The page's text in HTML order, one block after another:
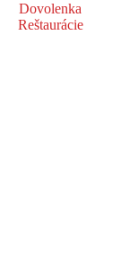
Dovolenka
Reštaurácie